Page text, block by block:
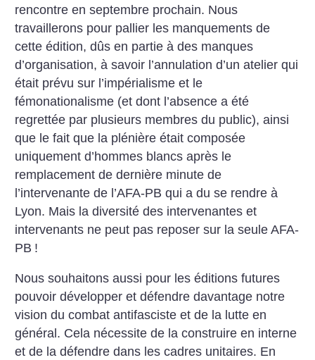
rencontre en septembre prochain. Nous
travaillerons pour pallier les manquements de
cette édition, dûs en partie à des manques
d’organisation, à savoir l’annulation d’un atelier qui
était prévu sur l’impérialisme et le
fémonationalisme (et dont l’absence a été
regrettée par plusieurs membres du public), ainsi
que le fait que la plénière était composée
uniquement d’hommes blancs après le
remplacement de dernière minute de
l’intervenante de l’AFA-PB qui a du se rendre à
Lyon. Mais la diversité des intervenantes et
intervenants ne peut pas reposer sur la seule AFA-
PB !
Nous souhaitons aussi pour les éditions futures
pouvoir développer et défendre davantage notre
vision du combat antifasciste et de la lutte en
général. Cela nécessite de la construire en interne
et de la défendre dans les cadres unitaires. En